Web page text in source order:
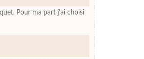
Pour ma part j'ai choisi